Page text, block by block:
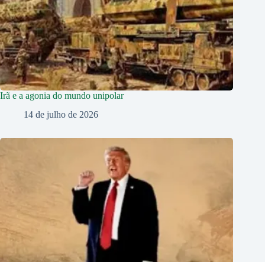
Irã e a agonia do mundo unipolar
14 de julho de 2026